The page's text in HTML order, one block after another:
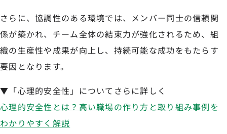
さらに、協調性のある環境では、メンバー同士の信頼関
係が築かれ、チーム全体の結束力が強化されるため、組
織の生産性や成果が向上し、持続可能な成功をもたらす
要因となります。
▼「心理的安全性」についてさらに詳しく
心理的安全性とは？高い職場の作り方と取り組み事例を
わかりやすく解説